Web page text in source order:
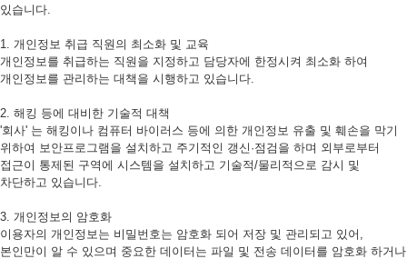
있습니다.
1. 개인정보 취급 직원의 최소화 및 교육
개인정보를 취급하는 직원을 지정하고 담당자에 한정시켜 최소화 하여
개인정보를 관리하는 대책을 시행하고 있습니다.
2. 해킹 등에 대비한 기술적 대책
'회사' 는 해킹이나 컴퓨터 바이러스 등에 의한 개인정보 유출 및 훼손을 막기
위하여 보안프로그램을 설치하고 주기적인 갱신·점검을 하며 외부로부터
접근이 통제된 구역에 시스템을 설치하고 기술적/물리적으로 감시 및
차단하고 있습니다.
3. 개인정보의 암호화
이용자의 개인정보는 비밀번호는 암호화 되어 저장 및 관리되고 있어,
본인만이 알 수 있으며 중요한 데이터는 파일 및 전송 데이터를 암호화 하거나